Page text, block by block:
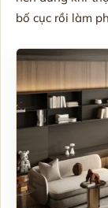
bố cục rồi làm